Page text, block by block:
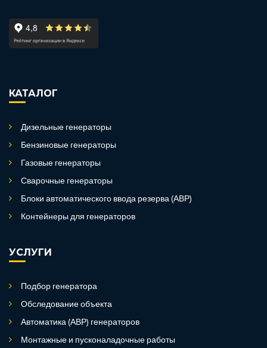
КАТАЛОГ
Дизельные генераторы
Бензиновые генераторы
Газовые генераторы
Сварочные генераторы
Блоки автоматического ввода резерва (АВР)
Контейнеры для генераторов
УСЛУГИ
Подбор генератора
Обследование объекта
Автоматика (АВР) генераторов
Монтажные и пусконаладочные работы